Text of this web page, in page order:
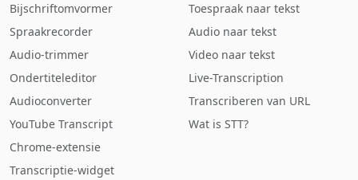
Bijschriftomvormer
Spraakrecorder
Audio-trimmer
Ondertiteleditor
Audioconverter
YouTube Transcript
Chrome-extensie
Transcriptie-widget
Toespraak naar tekst
Audio naar tekst
Video naar tekst
Live-Transcription
Transcriberen van URL
Wat is STT?